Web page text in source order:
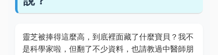
靈芝被捧得這麼高，到底裡面藏了什麼寶貝？我不
是科學家啦，但翻了不少資料，也請教過中醫師朋